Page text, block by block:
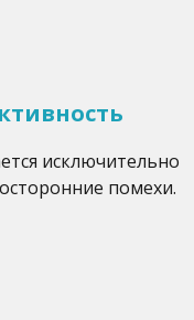
исключительно
помехи.